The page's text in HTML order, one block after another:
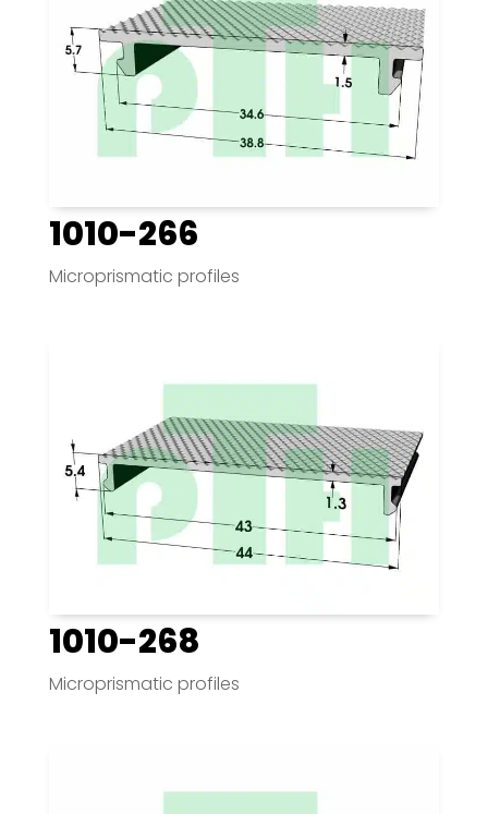
1010-266
Microprismatic profiles
1010-268
Microprismatic profiles